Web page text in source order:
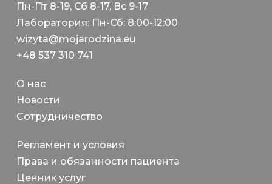
Пн-Пт 8-19, Сб 8-17, Вс 9-17
Лаборатория: Пн-Сб: 8:00-12:00
wizyta@mojarodzina.eu
+48 537 310 741
О нас
Новости
Сотрудничество
Регламент и условия
Права и обязанности пациента
Ценник услуг